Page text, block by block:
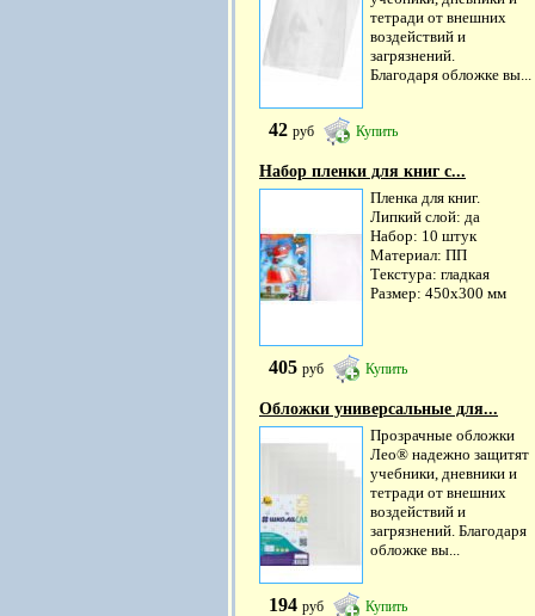
тетради от внешних
воздействий и
загрязнений.
Благодаря обложке вы...
42 руб Купить
Набор пленки для книг с...
Пленка для книг.
Липкий слой: да
Набор: 10 штук
Материал: ПП
Текстура: гладкая
Размер: 450х300 мм
405 руб Купить
Обложки универсальные для...
Прозрачные обложки
Лео® надежно защитят
учебники, дневники и
тетради от внешних
воздействий и
загрязнений. Благодаря
обложке вы...
194 руб Купить